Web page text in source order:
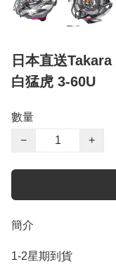
日本直送
白猛虎 3-60U
數量
−
+
簡介
1-2星期到貨